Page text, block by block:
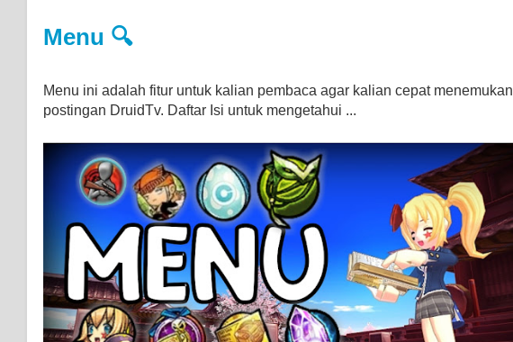
Menu 🔍
Menu ini adalah fitur untuk kalian pembaca agar kalian cepat menemukan
postingan DruidTv. Daftar Isi untuk mengetahui ...